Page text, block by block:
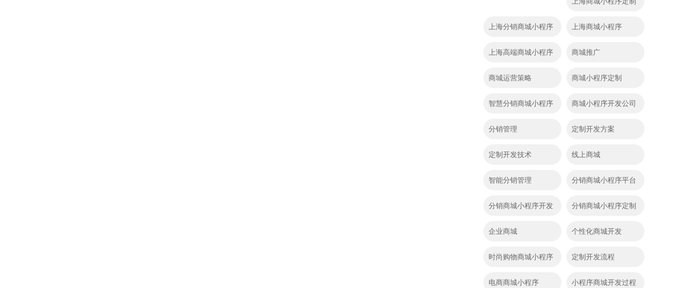
上海分销商城小程序 上海商城小程序
上海高端商城小程序 商城推广
商城运营策略 商城小程序定制
智慧分销商城小程序 商城小程序开发公司
分销管理 定制开发方案
定制开发技术 线上商城
智能分销管理 分销商城小程序平台
分销商城小程序开发 分销商城小程序定制
企业商城 个性化商城开发
时尚购物商城小程序 定制开发流程
电商商城小程序 小程序商城开发过程